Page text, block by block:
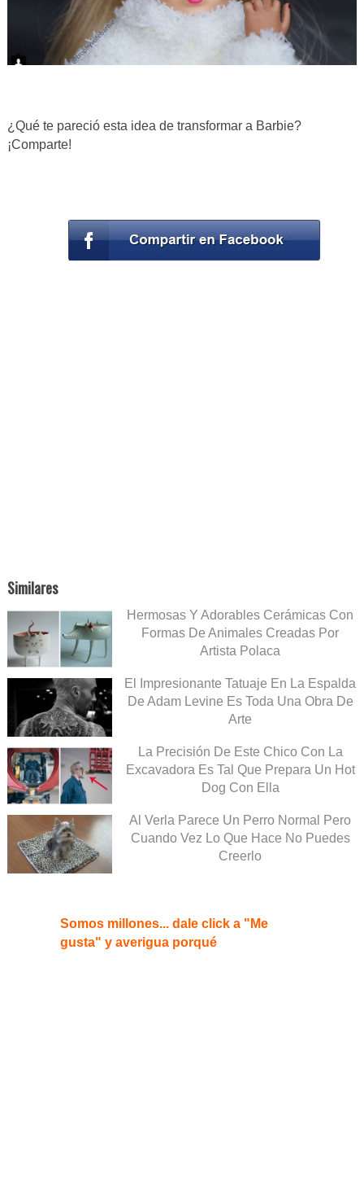
¿Qué te pareció esta idea de transformar a Barbie?
¡Comparte!
Similares
Hermosas Y Adorables Cerámicas Con
Formas De Animales Creadas Por
Artista Polaca
El Impresionante Tatuaje En La Espalda
De Adam Levine Es Toda Una Obra De
Arte
La Precisión De Este Chico Con La
Excavadora Es Tal Que Prepara Un Hot
Dog Con Ella
Al Verla Parece Un Perro Normal Pero
Cuando Vez Lo Que Hace No Puedes
Creerlo
Somos millones... dale click a "Me
gusta" y averigua porqué